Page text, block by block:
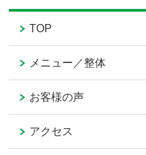
TOP
メニュー／整体
お客様の声
アクセス